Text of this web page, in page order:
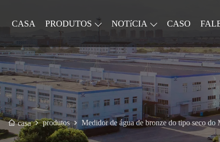
CASA PRODUTOS NOTíCIA CASO
casa produtos Medidor de água de bronze do tipo seco do